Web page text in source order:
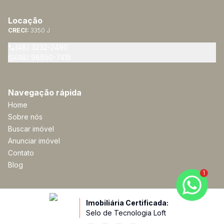
Locação
CRECI: 3350 J
Navegação rápida
Home
Sobre nós
Buscar imóvel
Anunciar imóvel
Contato
Blog
Imobiliária Certificada:
Selo de Tecnologia Loft
1